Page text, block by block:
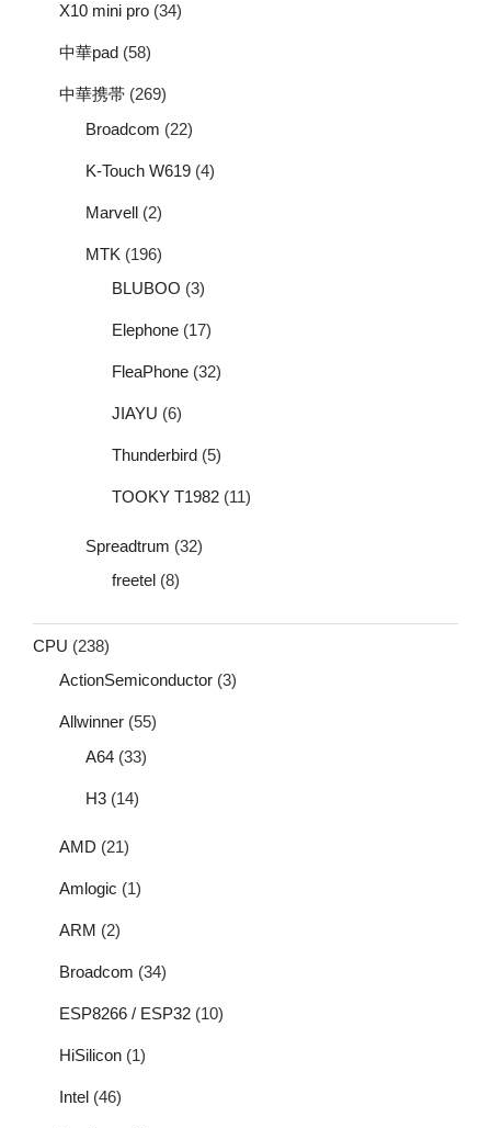
X10 mini pro (34)
中華pad (58)
中華携帯 (269)
Broadcom (22)
K-Touch W619 (4)
Marvell (2)
MTK (196)
BLUBOO (3)
Elephone (17)
FleaPhone (32)
JIAYU (6)
Thunderbird (5)
TOOKY T1982 (11)
Spreadtrum (32)
freetel (8)
CPU (238)
ActionSemiconductor (3)
Allwinner (55)
A64 (33)
H3 (14)
AMD (21)
Amlogic (1)
ARM (2)
Broadcom (34)
ESP8266 / ESP32 (10)
HiSilicon (1)
Intel (46)